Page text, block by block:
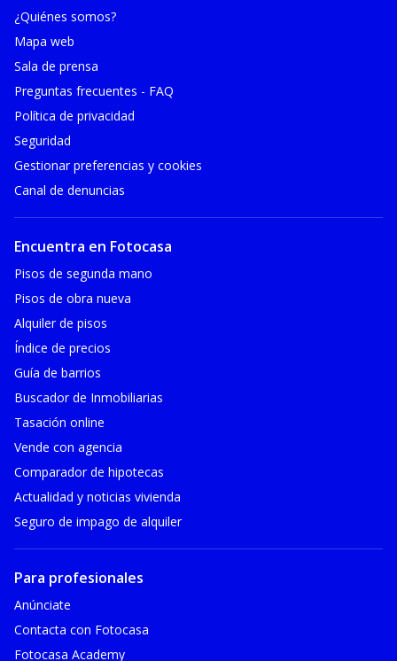
¿Quiénes somos?
Mapa web
Sala de prensa
Preguntas frecuentes - FAQ
Política de privacidad
Seguridad
Gestionar preferencias y cookies
Canal de denuncias
Encuentra en Fotocasa
Pisos de segunda mano
Pisos de obra nueva
Alquiler de pisos
Índice de precios
Guía de barrios
Buscador de Inmobiliarias
Tasación online
Vende con agencia
Comparador de hipotecas
Actualidad y noticias vivienda
Seguro de impago de alquiler
Para profesionales
Anúnciate
Contacta con Fotocasa
Fotocasa Academy